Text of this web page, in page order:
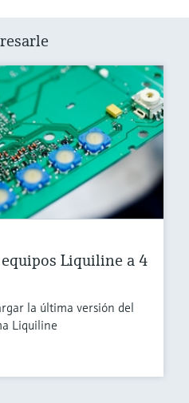
Liquiline a 4
la última versión del
Liquiline